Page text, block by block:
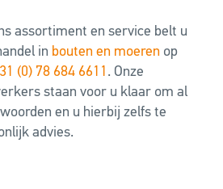
assortiment en service belt u
in bouten en moeren op
(0) 78 684 6611 . Onze
staan voor u klaar om al
en u hierbij zelfs te
advies.